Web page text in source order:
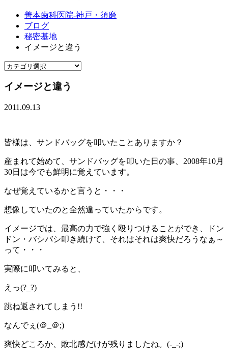
善本歯科医院-神戸・須磨
ブログ
秘密基地
イメージと違う
イメージと違う
2011.09.13
皆様は、サンドバッグを叩いたことありますか？
産まれて始めて、サンドバッグを叩いた日の事、2008年10月
30日は今でも鮮明に覚えています。
なぜ覚えているかと言うと・・・
想像していたのと全然違っていたからです。
イメージでは、最高の力で強く殴りつけることができ、ドン
ドン・バシバシ叩き続けて、それはそれは爽快だろうなぁ～
って・・・
実際に叩いてみると、
えっ(?_?)
跳ね返されてしまう!!
なんでぇ(＠_＠;)
爽快どころか、敗北感だけが残りましたね。(-_-;)